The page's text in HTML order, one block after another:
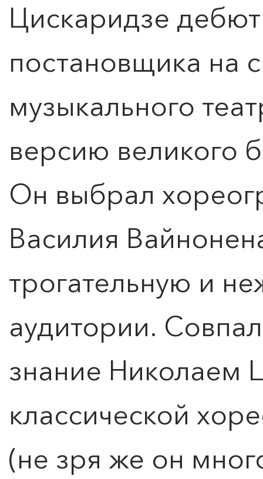
Цискаридзе
постановщика на
музыкального
версию великого
Он выбрал
Василия
трогательную и
аудитории.
знание Николаем
классической
(не зря же он